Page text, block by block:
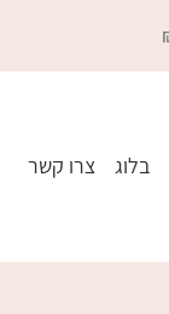
בלוג צרו קשר